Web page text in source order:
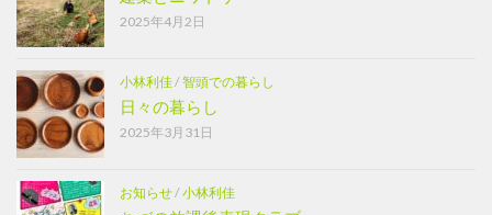
2025年4月2日
小林利佳/智頭での暮らし
日々の暮らし
2025年3月31日
お知らせ/小林利佳